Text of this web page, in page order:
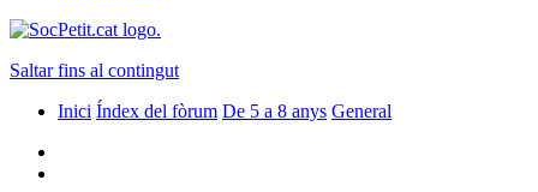
Saltar fins al contingut
Inici Índex del fòrum De 5 a 8 anys General